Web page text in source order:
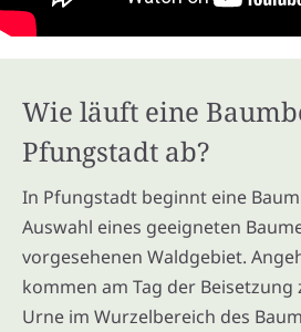
Wie läuft eine
Pfungstadt ab?
In Pfungstadt beginnt eine
Auswahl eines geeigneten
vorgesehenen Waldgebiet.
kommen am Tag der
Urne im Wurzelbereich des